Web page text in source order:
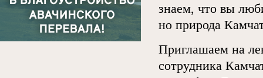
знаем, что вы
но природа
Приглашаем на
сотрудника